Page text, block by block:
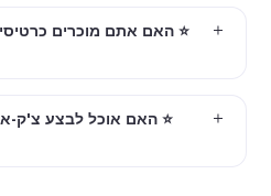
Amsterdam<\/p><\/